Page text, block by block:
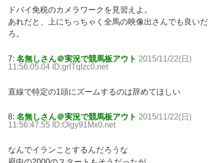
ドバイ免税のカメラワークを見習えよ。
あれだと、上にちっちゃく全馬の映像出さんでも良いだ
ろ。
7: 名無しさん＠実況で競馬板アウト 2015/11/22(日)
11:56:05.04 ID:grITqIzc0.net
直線で特定の1頭にズームするのは辞めてほしい
8: 名無しさん＠実況で競馬板アウト 2015/11/22(日)
11:56:47.55 ID:Olgy91Mx0.net
なんでイランことするんだろうな